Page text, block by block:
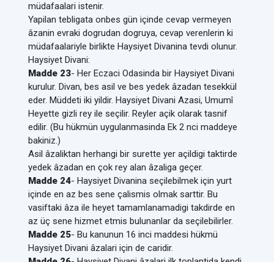
müdafaalari istenir.
Yapilan tebligata onbes gün içinde cevap vermeyen
âzanin evraki dogrudan dogruya, cevap verenlerin ki
müdafaalariyle birlikte Haysiyet Divanina tevdi olunur.
Haysiyet Divani:
Madde 23- Her Eczaci Odasinda bir Haysiyet Divani
kurulur. Divan, bes asil ve bes yedek âzadan tesekkül
eder. Müddeti iki yildir. Haysiyet Divani Azasi, Umumî
Heyette gizli rey ile seçilir. Reyler açik olarak tasnif
edilir. (Bu hükmün uygulanmasinda Ek 2 nci maddeye
bakiniz.)
Asil âzaliktan herhangi bir surette yer açildigi taktirde
yedek âzadan en çok rey alan âzaliga geçer.
Madde 24- Haysiyet Divanina seçilebilmek için yurt
içinde en az bes sene çalismis olmak sarttir. Bu
vasiftaki âza ile heyet tamamlanamadigi takdirde en
az üç sene hizmet etmis bulunanlar da seçilebilirler.
Madde 25- Bu kanunun 16 inci maddesi hükmü
Haysiyet Divani âzalari için de caridir.